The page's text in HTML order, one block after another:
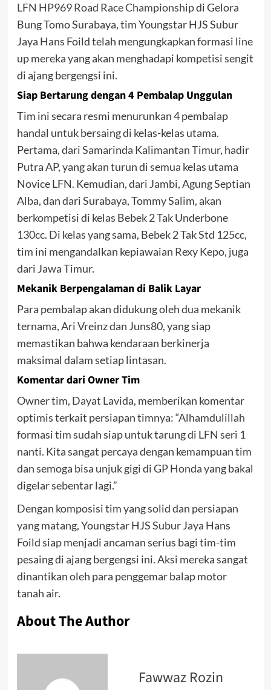
LFN HP969 Road Race Championshipdi Gelora
Bung Tomo Surabaya, tim Youngstar HJS Subur
Jaya Hans Foild telah mengungkapkan formasi line
up mereka yang akan menghadapi kompetisi sengit
di ajang bergengsi ini.
Siap Bertarung dengan 4 Pembalap Unggulan
Tim ini secara resmi menurunkan 4 pembalap
handal untuk bersaing di kelas-kelas utama.
Pertama, dari Samarinda Kalimantan Timur, hadir
Putra AP, yang akan turun di semua kelas utama
Novice LFN. Kemudian, dari Jambi, Agung Septian
Alba, dan dari Surabaya, Tommy Salim, akan
berkompetisi di kelas Bebek 2 Tak Underbone
130cc. Di kelas yang sama, Bebek 2 Tak Std 125cc,
tim ini mengandalkan kepiawaian Rexy Kepo, juga
dari Jawa Timur.
Mekanik Berpengalaman di Balik Layar
Para pembalap akan didukung oleh dua mekanik
ternama, Ari Vreinz dan Juns80, yang siap
memastikan bahwa kendaraan berkinerja
maksimal dalam setiap lintasan.
Komentar dari Owner Tim
Owner tim, Dayat Lavida, memberikan komentar
optimis terkait persiapan timnya: “Alhamdulillah
formasi tim sudah siap untuk tarung di LFN seri 1
nanti. Kita sangat percaya dengan kemampuan tim
dan semoga bisa unjuk gigi di GP Honda yang bakal
digelar sebentar lagi.”
Dengan komposisi tim yang solid dan persiapan
yang matang, Youngstar HJS Subur Jaya Hans
Foild siap menjadi ancaman serius bagi tim-tim
pesaing di ajang bergengsi ini. Aksi mereka sangat
dinantikan oleh para penggemar balap motor
tanah air.
About The Author
Fawwaz Rozin